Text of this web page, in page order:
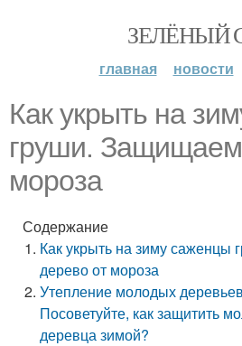
ЗЕЛЁНЫЙ
главная новости
Как укрыть на
груши.
мороза
Содержание
Как укрыть на зиму
дерево от мороза
Утепление молодых
Посоветуйте, как защитить
деревца зимой?